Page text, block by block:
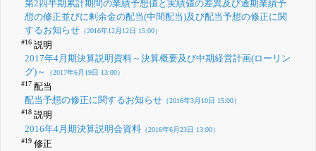
第2四半期累計期間の業績予想値と実績値の差異及び通期業績予
想の修正並びに剰余金の配当(中間配当)及び配当予想の修正に関
するお知らせ（2016年12月12日 15:00）
#16説明
2017年4月期決算説明資料～決算概要及び中期経営計画(ローリン
グ)～
（2017年6月19日 13:00）
#17 配当
配当予想の修正に関するお知らせ（2016年3月10日 15:00）
#18説明
2016年4月期決算説明会資料（2016年6月23日 13:00）
#19修正